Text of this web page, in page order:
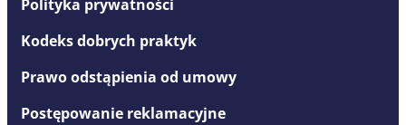
Polityka prywatności
Kodeks dobrych praktyk
Prawo odstąpienia od umowy
Postępowanie reklamacyjne